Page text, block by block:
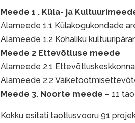
Meede 1 . Küla- ja
Alameede 1.1 Külakogukondade
Alameede 1.2 Kohaliku
Meede 2 Ettevõtluse meede
Alameede 2.1
Alameede 2.2
Meede 3. Noorte meede – 11
Kokku esitati taotlusvooru 91